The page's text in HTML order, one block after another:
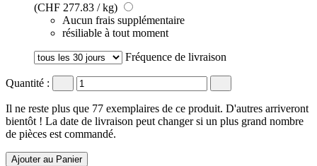
(CHF 277.83 / kg)
Aucun frais supplémentaire
résiliable à tout moment
Fréquence de livraison
Quantité :
Il ne reste plus que 77 exemplaires de ce produit. D'autres arriveront
bientôt ! La date de livraison peut changer si un plus grand nombre
de pièces est commandé.
Ajouter au Panier